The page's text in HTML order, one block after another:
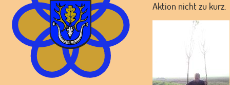
Aktion nicht zu kurz.